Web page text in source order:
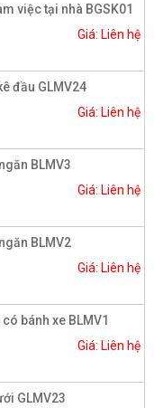
việc tại nhà BGSK01
Giá: Liên hệ
đầu GLMV24
Giá: Liên hệ
BLMV3
Giá: Liên hệ
BLMV2
Giá: Liên hệ
bánh xe BLMV1
Giá: Liên hệ
GLMV23